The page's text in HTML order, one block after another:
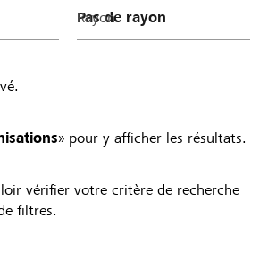
Rayon
» pour y afficher les résultats.
vérifier votre critère de recherche
filtres.